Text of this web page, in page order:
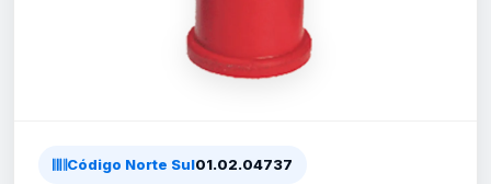
Código Norte Sul01.02.04737